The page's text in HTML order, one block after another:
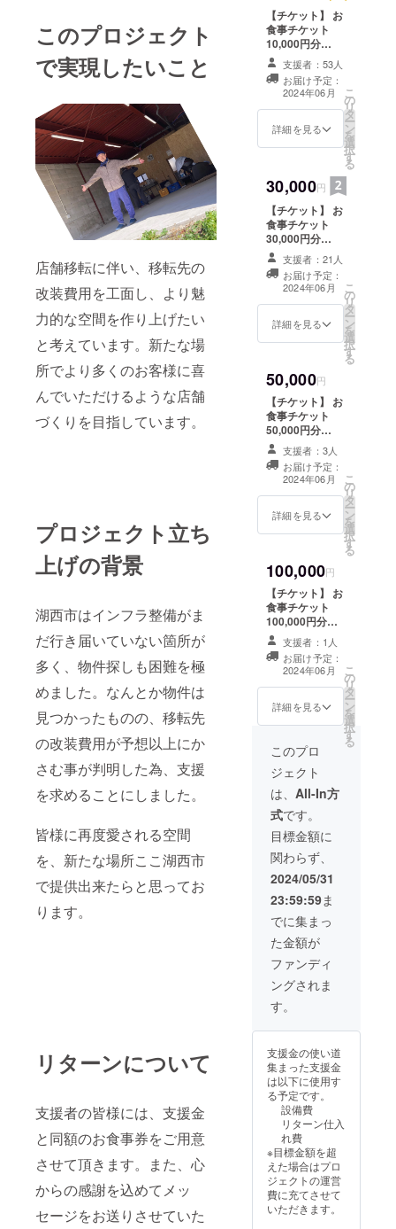
このプロジェクト
で実現したいこと
店舗移転に伴い、移転先の
改装費用を工面し、より魅
力的な空間を作り上げたい
と考えています。新たな場
所でより多くのお客様に喜
んでいただけるような店舗
づくりを目指しています。
プロジェクト立ち
上げの背景
湖西市はインフラ整備がま
だ行き届いていない箇所が
多く、物件探しも困難を極
めました。なんとか物件は
見つかったものの、移転先
の改装費用が予想以上にか
さむ事が判明した為、支援
を求めることにしました。
皆様に再度愛される空間
を、新たな場所ここ湖西市
で提供出来たらと思ってお
ります。
リターンについて
支援者の皆様には、支援金
と同額のお食事券をご用意
させて頂きます。また、心
からの感謝を込めてメッ
セージをお送りさせていた
て、お礼のメッ
セージをお送り
します。
初回来店時にお
渡しいたしま
す。スタッフに
クラウドファン
ディングで支援
をした旨をお声
掛けください。
2026年5月末日
までの2年間
セージ】 感謝の
気持ちを込め
て、お礼のメッ
セージをお送り
します。
【チケット】 お
食事チケット
10,000円分
（1,000円×10
枚） ・当店での
ご飲食又は商品
購入にご利用い
ただけます。1枚
ずつの利用が可
能です。 ・現金
はでません。 ・
初回来店時にお
渡しいたしま
す。スタッフに
クラウドファン
ディングで支援
をした旨をお声
掛けください。
2026年5月末日
までの2年間
気持ちを込め
て、お礼のメッ
セージをお送り
します。
支援者：53人
お届け予定：
2024年06月
詳細を見る
こ
の
リ
タ
ー
ン
を
選
択
す
る
30,000円
【チケット】 お
食事チケット
30,000円分
（1,000円×30
枚） ・当店での
ご飲食又は商品
購入にご利用い
ただけます。1枚
ずつの利用が可
能です。 ・現金
はでません。 ・
初回来店時にお
渡しいたしま
す。スタッフに
クラウドファン
ディングで支援
をした旨をお声
掛けください。
・有効期間：
2024年6月〜
2026年5月末日
までの2年間
セージ】 感謝の
気持ちを込め
て、お礼のメッ
セージをお送り
します。
支援者：21人
お届け予定：
2024年06月
詳細を見る
こ
の
リ
タ
ー
ン
を
選
択
す
る
50,000円
【チケット】 お
食事チケット
50,000円分
（1,000円×50
枚） ・当店での
ご飲食又は商品
購入にご利用い
ただけます。1枚
ずつの利用が可
能です。 ・現金
はでません。 ・
初回来店時にお
渡しいたしま
す。スタッフに
クラウドファン
ディングで支援
をした旨をお声
掛けください。
・有効期間：
2024年6月〜
2026年5月末日
までの2年間
【お礼のメッ
セージ】 感謝の
気持ちを込め
て、お礼のメッ
セージをお送り
します。
支援者：3人
お届け予定：
2024年06月
詳細を見る
こ
の
リ
タ
ー
ン
を
選
択
す
る
100,000円
【チケット】 お
食事チケット
100,000円分
（1,000円×100
枚） ・当店での
ご飲食又は商品
購入にご利用い
ただけます。1枚
ずつの利用が可
能です。 ・現金
ません。おつり
初回来店時にお
渡しいたしま
す。スタッフに
クラウドファン
ディングで支援
をした旨をお声
掛けください。
・有効期間：
2026年5月末日
までの2年間
【お礼のメッ
セージ】 感謝の
気持ちを込め
セージをお送り
します。
支援者：1人
お届け予定：
2024年06月
詳細を見る
こ
の
リ
タ
ー
ン
を
選
択
す
る
このプロ
ジェクト
は、 All-In方
式です。
目標金額に
関わらず、
2024/05/31
23:59:59ま
でに集まっ
た金額が
ファンディ
ングされま
す。
支援金の使い道
集まった支援金
は以下に使用す
る予定です。
設備費
リターン仕入
れ費
※目標金額を超
えた場合はプロ
ジェクトの運営
費に充てさせて
いただきます。